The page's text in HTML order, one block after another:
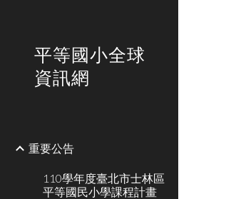
平等國小全球
資訊網
重要公告
110學年度臺北市士林區
平等國民小學課程計畫